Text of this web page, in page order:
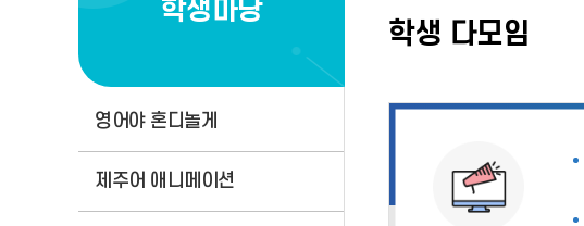
학생마당
영어야 혼디놀게
제주어 애니메이션
학생 다모임